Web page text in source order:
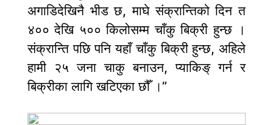
अगाडिदेखिनै भीड छ, माघे संक्रान्तिको दिन त
४०० देखि ५०० किलोसम्म चाँकु बिक्री हुन्छ ।
संक्रान्ति पछि पनि यहाँ चाँकु बिक्री हुन्छ, अहिले
हामी २५ जना चाकु बनाउन, प्याकिङ् गर्न र
बिक्रीका लागि खटिएका छौँ ।”